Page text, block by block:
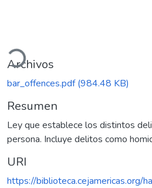
Archivos
bar_offences.pdf(984.48 KB)
Resumen
Ley que establece los distintos
persona. Incluye delitos como
URI
https://biblioteca.cejamericas.org/